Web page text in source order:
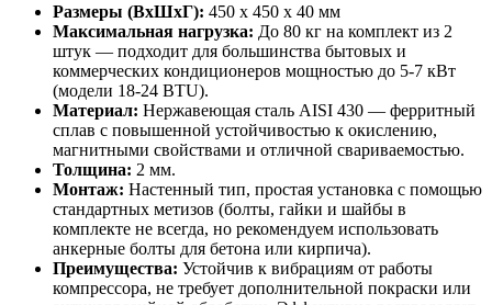
Размеры (ВxШxГ): 450 x 450 x 40 мм
Максимальная нагрузка: До 80 кг на комплект из 2
штук — подходит для большинства бытовых и
коммерческих кондиционеров мощностью до 5-7 кВт
(модели 18-24 BTU).
Материал: Нержавеющая сталь AISI 430 — ферритный
сплав с повышенной устойчивостью к окислению,
магнитными свойствами и отличной свариваемостью.
Толщина: 2 мм.
Монтаж: Настенный тип, простая установка с помощью
стандартных метизов (болты, гайки и шайбы в
комплекте не всегда, но рекомендуем использовать
анкерные болты для бетона или кирпича).
Преимущества: Устойчив к вибрациям от работы
компрессора, не требует дополнительной покраски или